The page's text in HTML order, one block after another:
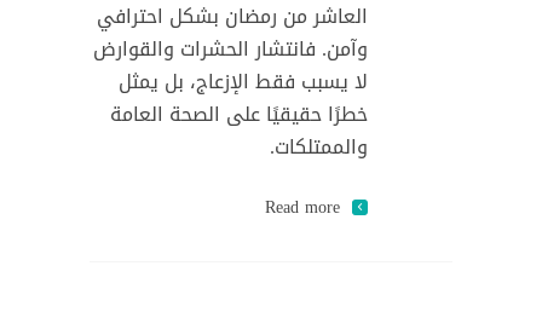
العاشر من رمضان بشكل احترافي
وآمن. فانتشار الحشرات والقوارض
لا يسبب فقط الإزعاج، بل يمثل
خطرًا حقيقيًا على الصحة العامة
والممتلكات.
Read more